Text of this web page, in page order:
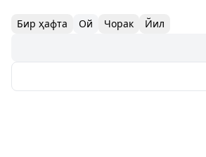
Бир ҳафта Ой Чорак Йил